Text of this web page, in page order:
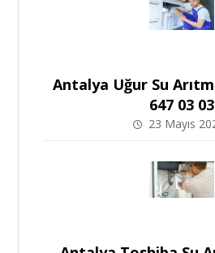
Antalya Uğur Su
647 03 03
23 Mayıs